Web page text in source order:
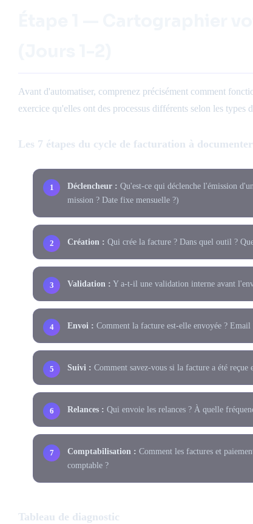
Avant d'automatiser, comprenez précisément comment
exercice qu'elles ont des processus différents selon les
Les 7 étapes du cycle de facturation à documenter
Déclencheur : Qu'est-ce qui déclenche l'émission
mission ? Date fixe mensuelle ?)
Création : Qui crée la facture ? Dans quel outil ?
Validation : Y a-t-il une validation interne avant
Envoi : Comment la facture est-elle envoyée ?
Suivi : Comment savez-vous si la facture a été
Relances : Qui envoie les relances ? À quelle
Comptabilisation : Comment les factures et
comptable ?
Tableau de diagnostic